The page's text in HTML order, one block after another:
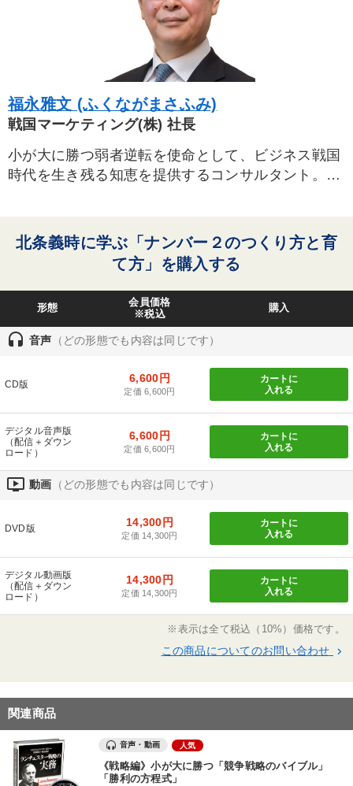
福永雅文 (ふくながまさふみ)
戦国マーケティング(株) 社長
小が大に勝つ弱者逆転を使命として、ビジネス戦国
時代を生き残る知恵を提供するコンサルタント。競
ター戦略の専門家として著書多数。
北条義時に学ぶ「ナンバー２のつくり方と育
て方」を購入する
形態
会員価格
※税込
購入
headset 音声 （どの形態でも内容は同じです）
CD版 6,600円
定価 6,600円
カートに
入れる
デジタル音声版
（配信＋ダウン
ロード）
6,600円
定価 6,600円
カートに
入れる
ondemand_video 動画 （どの形態でも内容は同じです）
DVD版 14,300円
定価 14,300円
カートに
入れる
デジタル動画版
（配信＋ダウン
ロード）
14,300円
定価 14,300円
カートに
入れる
※表示は全て税込（10%）価格です。
この商品についてのお問い合わせ keyboard_arrow_right
関連商品
音声・動画 人気
《戦略編》小が大に勝つ「競争戦略のバイブル」
「勝利の方程式」